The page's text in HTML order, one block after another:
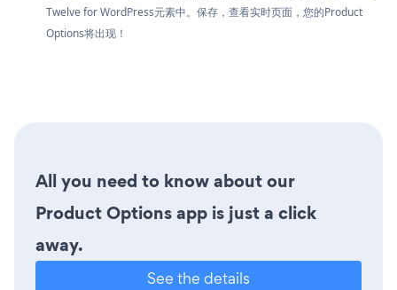
Twelve for WordPress元素中。保存，查看实时页面，您的Product
Options将出现！
All you need to know about our
Product Options app is just a click
away.
See the details